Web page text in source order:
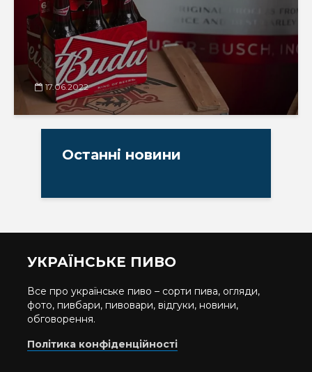
17.06.2022
Останні новини
УКРАЇНСЬКЕ ПИВО
Все про українське пиво – сорти пива, огляди,
фото, пивбари, пивовари, відгуки, новини,
обговорення.
Політика конфіденційності